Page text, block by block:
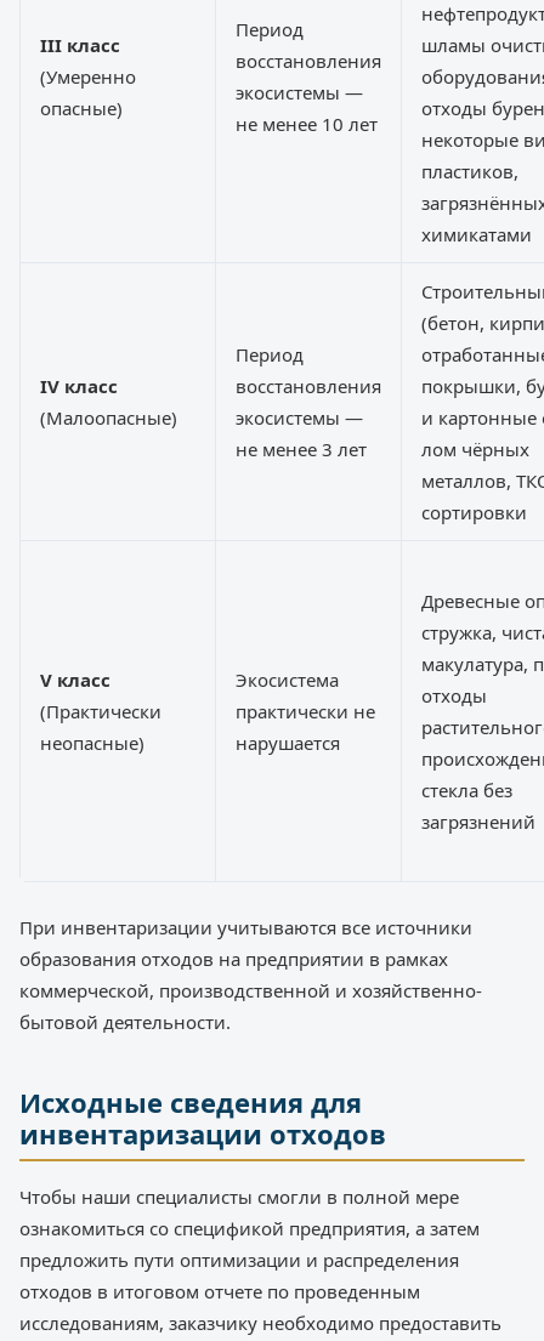
III класс
(Умеренно
опасные)
Период
восстановления
экосистемы —
не менее 10 лет
шламы
отходы
некоторые
пластиков,
химикатами
IV класс
(Малоопасные)
Период
восстановления
экосистемы —
не менее 3 лет
(бетон,
покрышки,
и картонные
лом чёрных
металлов,
сортировки
V класс
(Практически
неопасные)
Экосистема
практически не
нарушается
Древесные
стружка,
макулатура,
отходы
стекла без
загрязнений
При инвентаризации учитываются все источники
образования отходов на предприятии в рамках
коммерческой, производственной и хозяйственно-
бытовой деятельности.
Исходные сведения для
инвентаризации отходов
Чтобы наши специалисты смогли в полной мере
ознакомиться со спецификой предприятия, а затем
предложить пути оптимизации и распределения
отходов в итоговом отчете по проведенным
исследованиям, заказчику необходимо предоставить